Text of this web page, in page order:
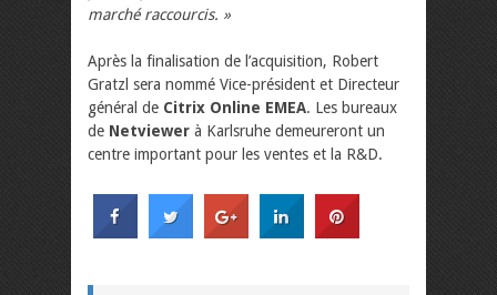
marché raccourcis. »
Après la finalisation de l’acquisition, Robert
Gratzl sera nommé Vice-président et Directeur
général de Citrix Online EMEA. Les bureaux
de Netviewer à Karlsruhe demeureront un
centre important pour les ventes et la R&D.